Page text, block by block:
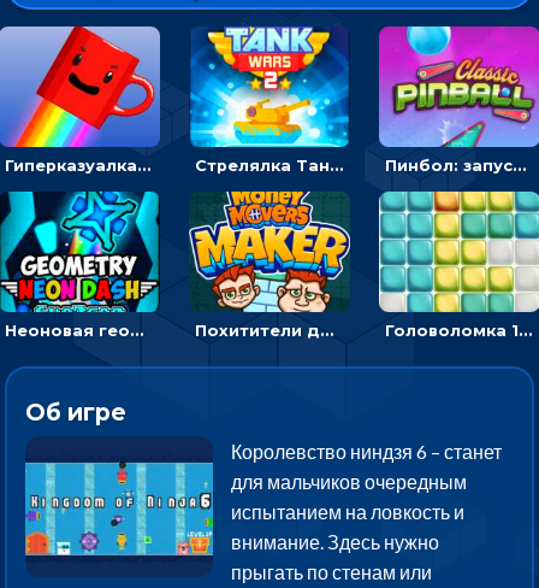
Гиперказуалка Летающая чашка кофе: двигаться и собирать кубики сахара Стрелялка Танковые войны: бить по танку врага, чтобы уничтожить зло Пинбол: запускать шарик, чтобы выбивать очки
Неоновая геометрия: прыгай через препятствия и собирай шары Похитители денег: управляйте друзьями и соберите все мешки с долларами Головоломка 10х10
Об игре
Королевство ниндзя 6 – станет
для мальчиков очередным
испытанием на ловкость и
внимание. Здесь нужно
прыгать по стенам или